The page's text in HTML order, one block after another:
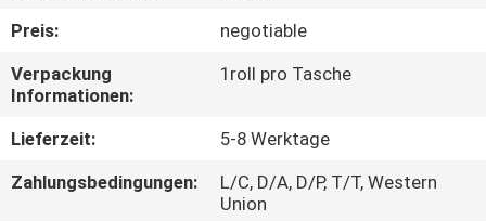
QUALITÄTSKONTROLLE
TRETEN
SIE
MIT
Preis:
negotiable
Verpackung
Informationen:
1roll pro Tasche
Lieferzeit:
5-8 Werktage
Zahlungsbedingungen:
L/C, D/A, D/P, T/T, Western
Union